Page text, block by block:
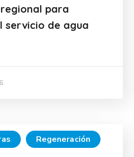
para
servicio de agua
Regeneración